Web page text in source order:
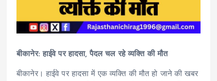
बीकानेर: हाईवे पर हादसा, पैदल चल रहे व्यक्ति की मौत
बीकानेर। हाईवे पर हादसा में एक व्यक्ति की मौत हो जाने की खबर